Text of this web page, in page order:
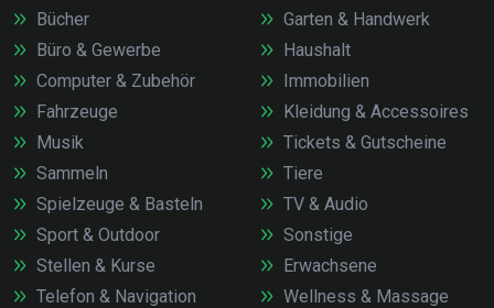
Bücher
Büro & Gewerbe
Computer & Zubehör
Fahrzeuge
Garten & Handwerk
Haushalt
Immobilien
Kleidung & Accessoires
Musik
Sammeln
Spielzeuge & Basteln
Sport & Outdoor
Stellen & Kurse
Telefon & Navigation
Tickets & Gutscheine
Tiere
TV & Audio
Sonstige
Erwachsene
Wellness & Massage